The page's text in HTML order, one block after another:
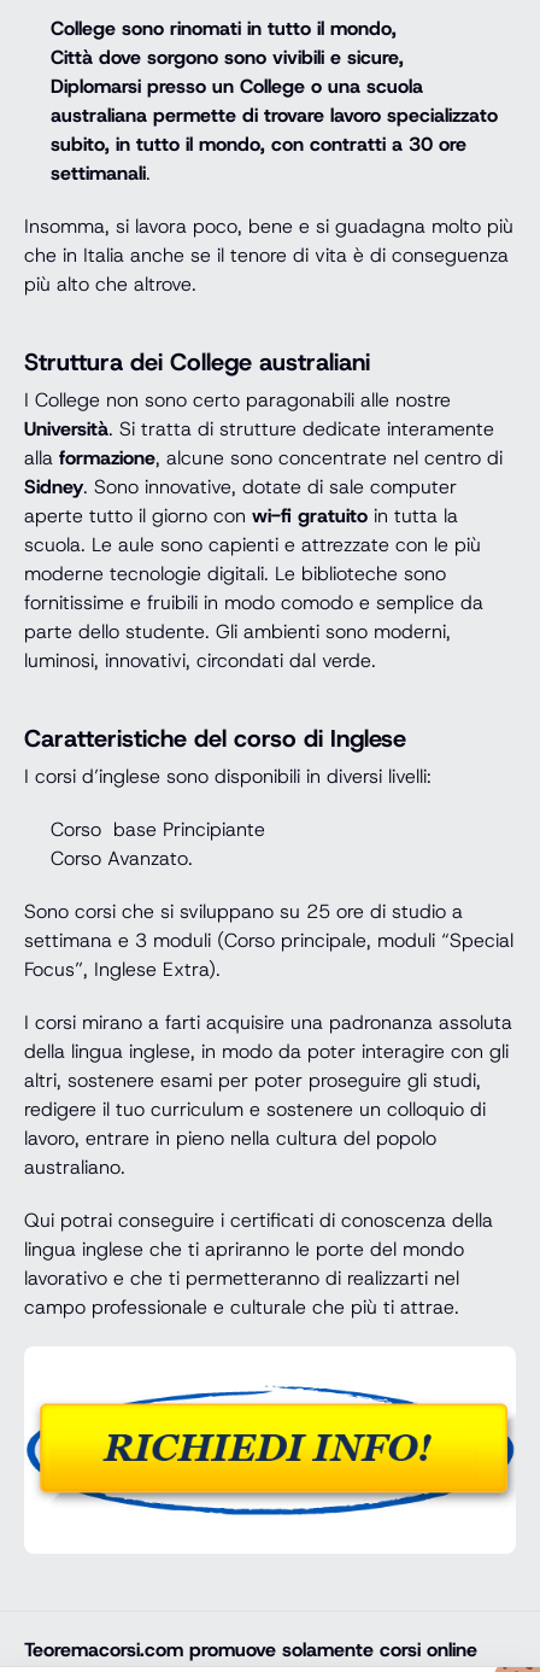
College sono rinomati in tutto il mondo,
Città dove sorgono sono vivibili e sicure,
Diplomarsi presso un College o una scuola
australiana permette di trovare lavoro specializzato
subito, in tutto il mondo, con contratti a 30 ore
settimanali.
Insomma, si lavora poco, bene e si guadagna molto più
che in Italia anche se il tenore di vita è di conseguenza
più alto che altrove.
Struttura dei College australiani
I College non sono certo paragonabili alle nostre
Università. Si tratta di strutture dedicate interamente
alla formazione, alcune sono concentrate nel centro di
Sidney. Sono innovative, dotate di sale computer
aperte tutto il giorno con wi-fi gratuito in tutta la
scuola. Le aule sono capienti e attrezzate con le più
moderne tecnologie digitali. Le biblioteche sono
fornitissime e fruibili in modo comodo e semplice da
parte dello studente. Gli ambienti sono moderni,
luminosi, innovativi, circondati dal verde.
Caratteristiche del corso di Inglese
I corsi d’inglese sono disponibili in diversi livelli:
Corso base Principiante
Corso Avanzato.
Sono corsi che si sviluppano su 25 ore di studio a
settimana e 3 moduli (Corso principale, moduli “Special
Focus”, Inglese Extra).
I corsi mirano a farti acquisire una padronanza assoluta
della lingua inglese, in modo da poter interagire con gli
altri, sostenere esami per poter proseguire gli studi,
redigere il tuo curriculum e sostenere un colloquio di
lavoro, entrare in pieno nella cultura del popolo
australiano.
Qui potrai conseguire i certificati di conoscenza della
lingua inglese che ti apriranno le porte del mondo
lavorativo e che ti permetteranno di realizzarti nel
campo professionale e culturale che più ti attrae.
Teoremacorsi.com promuove solamente corsi online